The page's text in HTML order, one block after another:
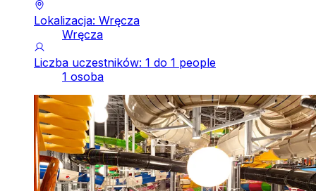
Lokalizacja: Wręcza
Wręcza
Liczba uczestników: 1 do 1 people
1 osoba